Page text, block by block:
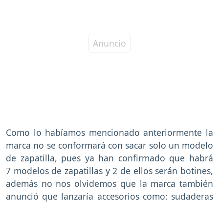
Como lo habíamos mencionado anteriormente la
marca no se conformará con sacar solo un modelo
de zapatilla, pues ya han confirmado que habrá
7 modelos de zapatillas y 2 de ellos serán botines,
además no nos olvidemos que la marca también
anunció que lanzaría accesorios como: sudaderas